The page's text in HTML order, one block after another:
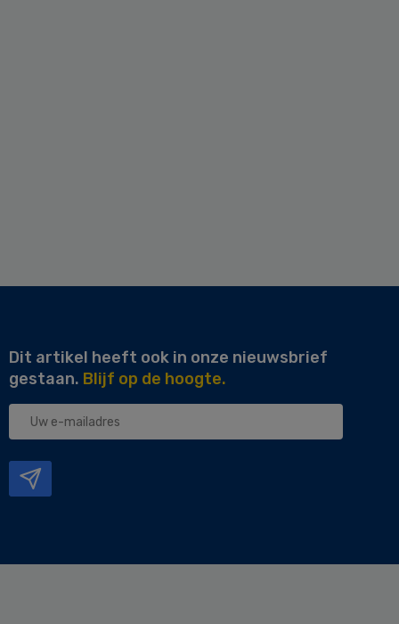
Dit artikel heeft ook in onze nieuwsbrief
gestaan. Blijf op de hoogte.
Uw